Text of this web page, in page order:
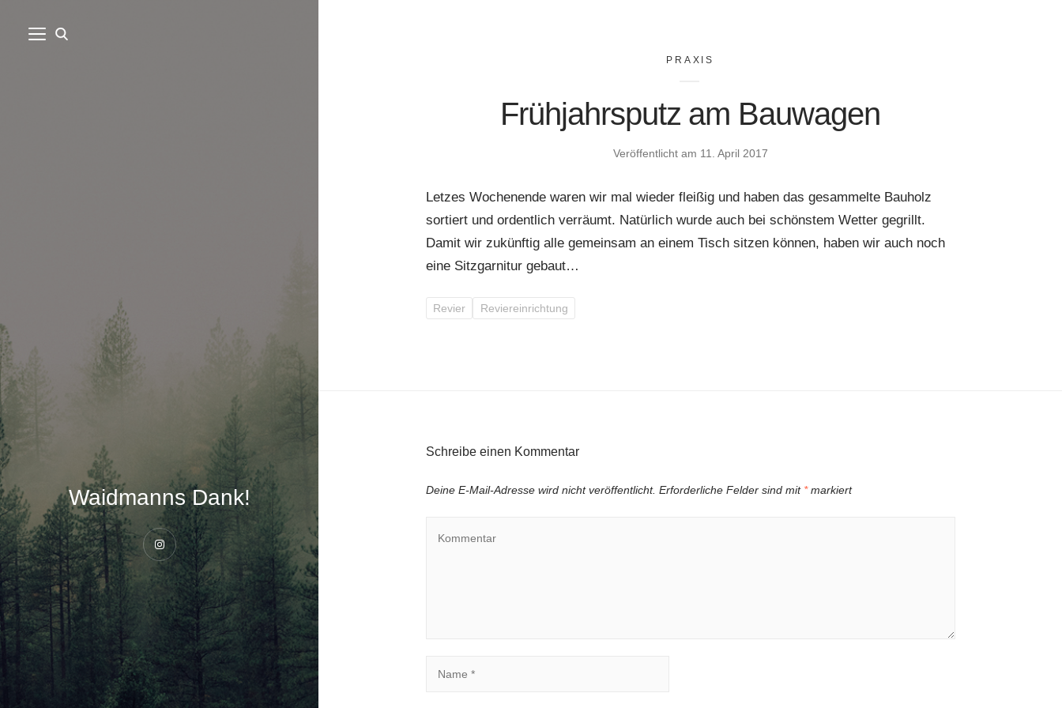
Waidmanns Dank!
Instagram
PRAXIS
Frühjahrsputz am Bauwagen
Veröffentlicht am 11. April 2017
Letzes Wochenende waren wir mal wieder fleißig und haben das gesammelte Bauholz
sortiert und ordentlich verräumt. Natürlich wurde auch bei schönstem Wetter gegrillt.
Damit wir zukünftig alle gemeinsam an einem Tisch sitzen können, haben wir auch noch
eine Sitzgarnitur gebaut…
Revier Reviereinrichtung
Schreibe einen Kommentar
Deine E-Mail-Adresse wird nicht veröffentlicht. Erforderliche Felder sind mit *markiert